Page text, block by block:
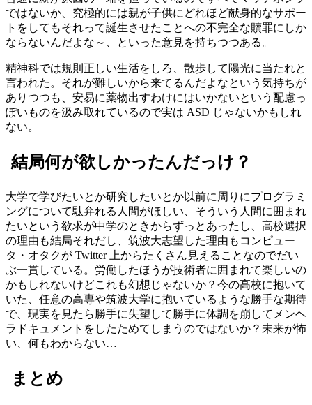
ではないか、究極的には親が子供にどれほど献身的なサポー
トをしてもそれって誕生させたことへの不完全な贖罪にしか
ならないんだよな～、といった意見を持ちつつある。
精神科では規則正しい生活をしろ、散歩して陽光に当たれと
言われた。それが難しいから来てるんだよなという気持ちが
ありつつも、安易に薬物出すわけにはいかないという配慮っ
ぽいものを汲み取れているので実は ASD じゃないかもしれ
ない。
結局何が欲しかったんだっけ？
大学で学びたいとか研究したいとか以前に周りにプログラミ
ングについて駄弁れる人間がほしい、そういう人間に囲まれ
たいという欲求が中学のときからずっとあったし、高校選択
の理由も結局それだし、筑波大志望した理由もコンピュー
タ・オタクが Twitter 上からたくさん見えることなのでだい
ぶ一貫している。労働したほうが技術者に囲まれて楽しいの
かもしれないけどこれも幻想じゃないか？今の高校に抱いて
いた、任意の高専や筑波大学に抱いているような勝手な期待
で、現実を見たら勝手に失望して勝手に体調を崩してメンヘ
ラドキュメントをしたためてしまうのではないか？未来が怖
い、何もわからない…
まとめ